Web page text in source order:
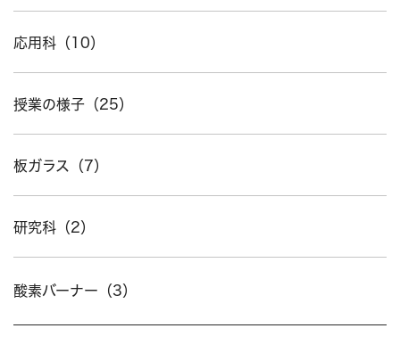
応用科（10）
授業の様子（25）
板ガラス（7）
研究科（2）
酸素バーナー（3）